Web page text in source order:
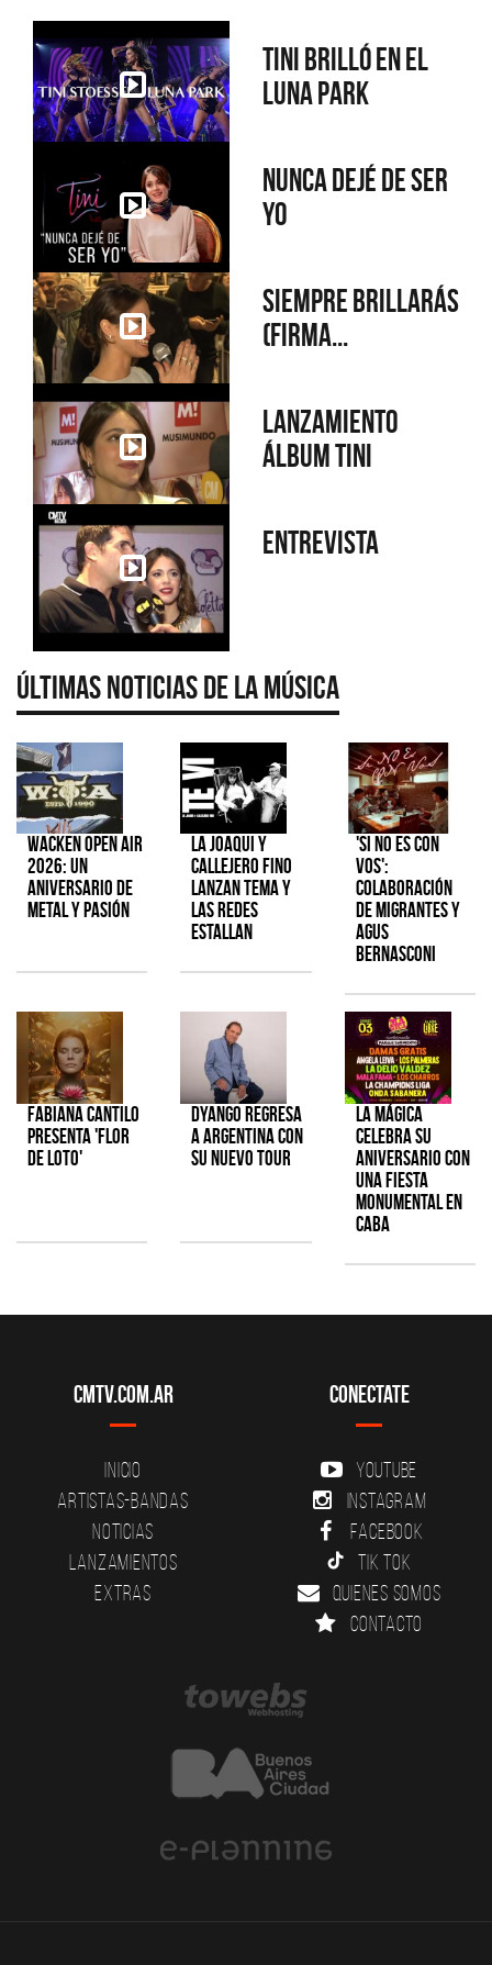
Tini brilló en el
Luna Park
Nunca dejé de ser
yo
Siempre brillarás
(Firma...
Lanzamiento
álbum Tini
Entrevista
Últimas Noticias de la Música
Wacken Open Air
2026: Un
aniversario de
metal y pasión
La Joaqui y
Callejero Fino
lanzan tema y
las redes
estallan
'Si No Es Con
Vos':
colaboración
de Migrantes y
Agus
Bernasconi
Fabiana Cantilo
presenta 'Flor
de Loto'
Dyango regresa
a Argentina con
su nuevo tour
La Mágica
celebra su
aniversario con
una fiesta
monumental en
CABA
CMTV.com.ar
Inicio
Artistas-Bandas
Noticias
Lanzamientos
Extras
Conectate
YouTube
Instagram
Facebook
Tik Tok
Quienes somos
Contacto